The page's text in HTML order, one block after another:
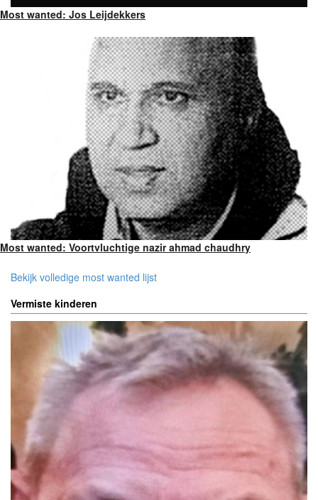
Most wanted: Jos Leijdekkers
Most wanted: Voortvluchtige nazir ahmad chaudhry
Bekijk volledige most wanted lijst
Vermiste kinderen